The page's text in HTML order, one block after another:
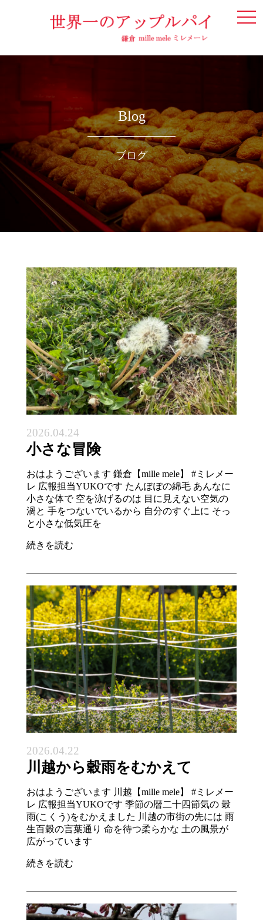
Blog
ブログ
2026.04.24
小さな冒険
おはようございます 鎌倉【mille mele】 #ミレメー
レ 広報担当YUKOです たんぽぽの綿毛 あんなに
小さな体で 空を泳げるのは 目に見えない空気の
渦と 手をつないでいるから 自分のすぐ上に そっ
と小さな低気圧を
続きを読む
2026.04.22
川越から穀雨をむかえて
おはようございます 川越【mille mele】 #ミレメー
レ 広報担当YUKOです 季節の暦二十四節気の 穀
雨(こくう)をむかえました 川越の市街の先には 雨
生百穀の言葉通り 命を待つ柔らかな 土の風景が
広がっています
続きを読む